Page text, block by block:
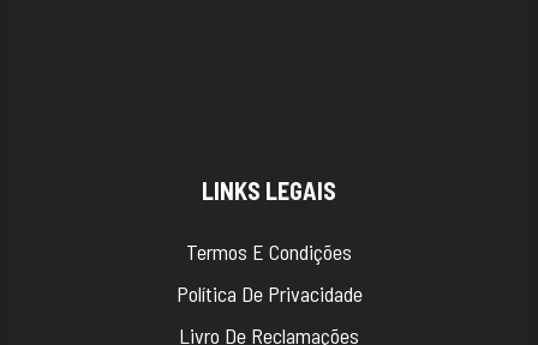
LINKS LEGAIS
Termos E Condições
Política De Privacidade
Livro De Reclamações